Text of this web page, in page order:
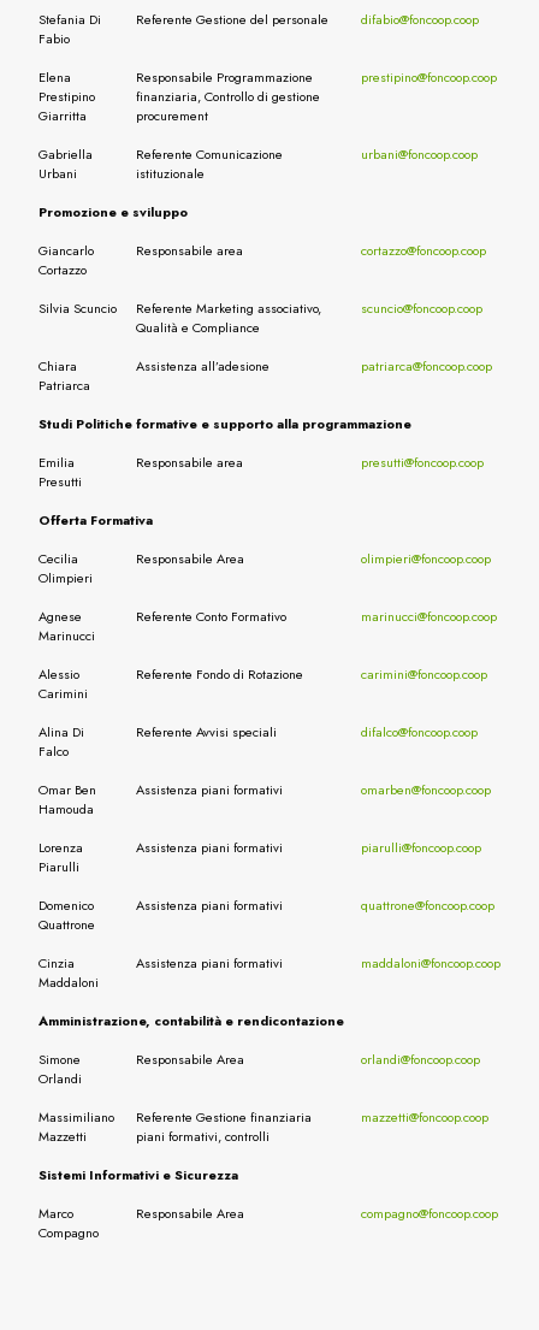
Stefania Di
Fabio
Referente Gestione del personale difabio@foncoop.coop
Elena
Prestipino
Giarritta
Responsabile Programmazione
finanziaria, Controllo di gestione
procurement
prestipino@foncoop.coop
Gabriella
Urbani
Referente Comunicazione
istituzionale
urbani@foncoop.coop
Promozione e sviluppo
Giancarlo
Cortazzo
Responsabile area cortazzo@foncoop.coop
Silvia Scuncio
Referente Marketing associativo,
Qualità e Compliance
scuncio@foncoop.coop
Chiara
Patriarca
Assistenza all’adesione patriarca@foncoop.coop
Studi Politiche formative e supporto alla programmazione
Emilia
Presutti
Responsabile area presutti@foncoop.coop
Offerta Formativa
Cecilia
Olimpieri
Responsabile Area olimpieri@foncoop.coop
Agnese
Marinucci
Referente Conto Formativo marinucci@foncoop.coop
Alessio
Carimini
Referente Fondo di Rotazione carimini@foncoop.coop
Alina Di
Falco
Referente Avvisi speciali difalco@foncoop.coop
Omar Ben
Hamouda
Assistenza piani formativi omarben@foncoop.coop
Lorenza
Piarulli
Assistenza piani formativi piarulli@foncoop.coop
Domenico
Quattrone
Assistenza piani formativi quattrone@foncoop.coop
Cinzia
Maddaloni
Assistenza piani formativi maddaloni@foncoop.coop
Amministrazione, contabilità e rendicontazione
Simone
Orlandi
Responsabile Area orlandi@foncoop.coop
Massimiliano
Mazzetti
Referente Gestione finanziaria
piani formativi, controlli
mazzetti@foncoop.coop
Sistemi Informativi e Sicurezza
Marco
Compagno
Responsabile Area compagno@foncoop.coop